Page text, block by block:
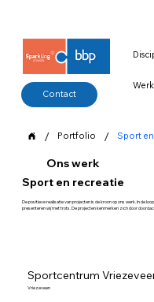
Contact
/ Portfolio / Sport
Ons werk
Sport en recreatie
De positieve realisatie van projecten is de kroon op ons werk. In de
presenteren wij met trots. De projecten kenmerken zich door
Sportcentrum
Vriezeveen